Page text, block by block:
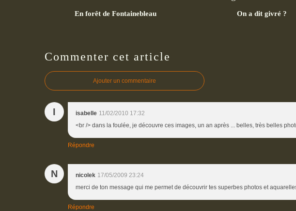
En forêt de Fontainebleau On a dit givré ?
Commenter cet article
Ajouter un commentaire
I isabelle 11/02/2010 17:32
<br /> dans la foulée, je découvre ces images, un an après ... belles, très belles
Répondre
N nicolek 17/05/2009 23:24
merci de ton message qui me permet de découvrir tes superbes photos et
Répondre